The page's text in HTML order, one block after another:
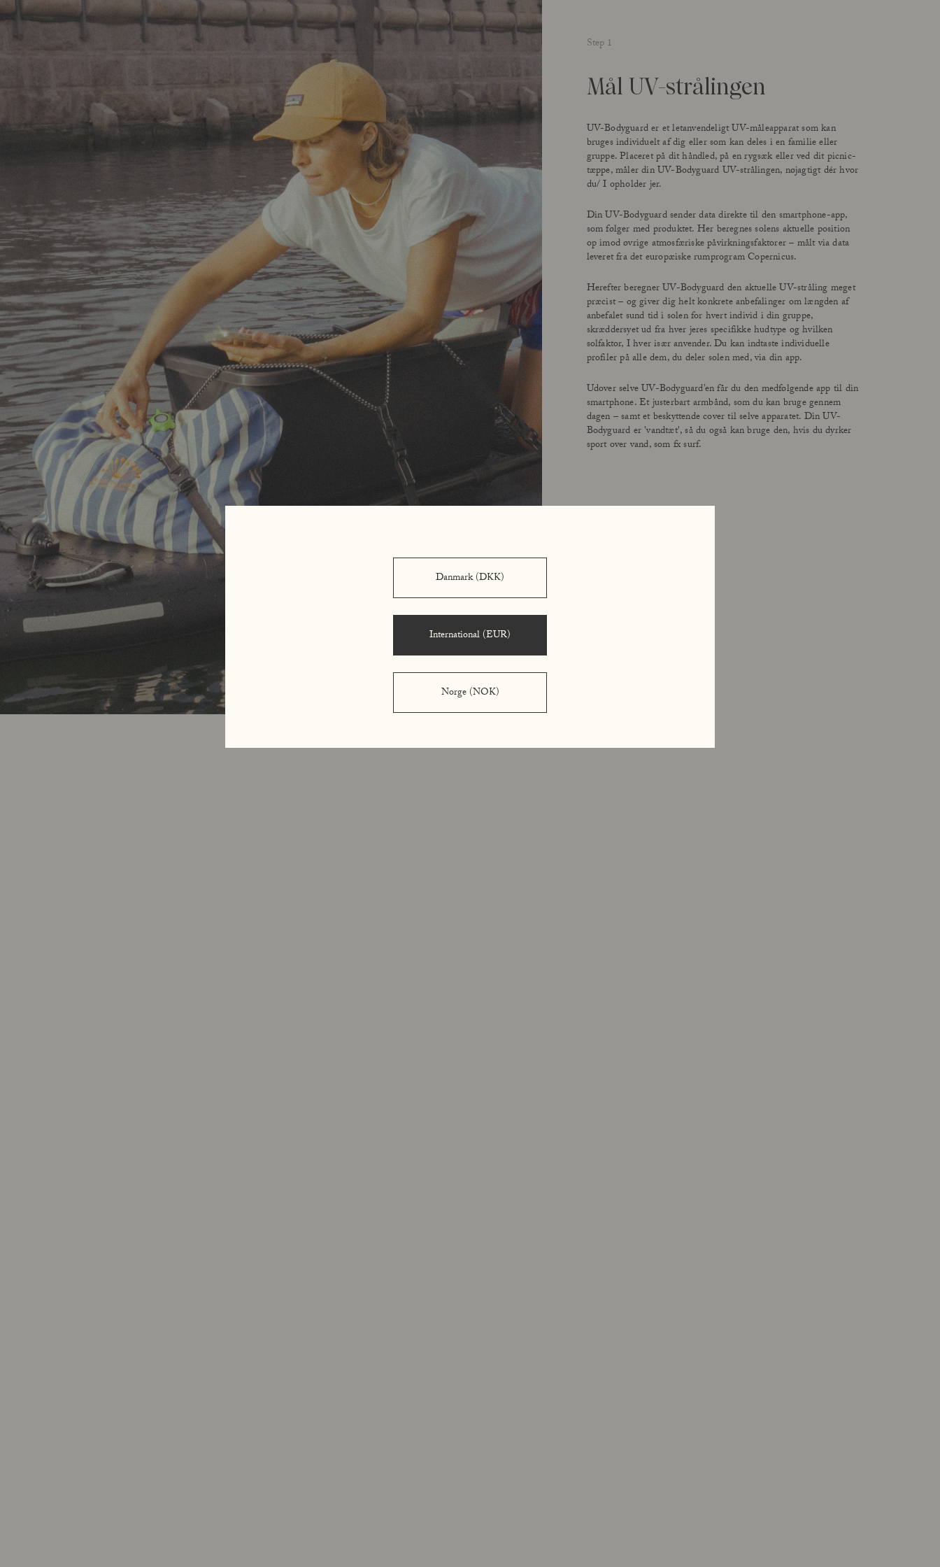
Din guide til ansigtspleje med SPF
Læs mere
Lær Açai All in One at kende
Læs mere
Step 1
Mål UV-strålingen
UV-Bodyguard er et letanvendeligt UV-måleapparat som kan
bruges individuelt af dig eller som kan deles i en familie eller
gruppe. Placeret på dit håndled, på en rygsæk eller ved dit picnic-
tæppe, måler din UV-Bodyguard UV-strålingen, nøjagtigt dér hvor
du/ I opholder jer.
Din UV-Bodyguard sender data direkte til den smartphone-app,
som følger med produktet. Her beregnes solens aktuelle position
op imod øvrige atmosfæriske påvirkningsfaktorer – målt via data
leveret fra det europæiske rumprogram Copernicus.
Herefter beregner UV-Bodyguard den aktuelle UV-stråling meget
præcist – og giver dig helt konkrete anbefalinger om længden af
anbefalet sund tid i solen for hvert individ i din gruppe,
skræddersyet ud fra hver jeres specifikke hudtype og hvilken
solfaktor, I hver især anvender. Du kan indtaste individuelle
profiler på alle dem, du deler solen med, via din app.
Udover selve UV-Bodyguard’en får du den medfølgende app til din
smartphone. Et justerbart armbånd, som du kan bruge gennem
dagen – samt et beskyttende cover til selve apparatet. Din UV-
Bodyguard er 'vandtæt', så du også kan bruge den, hvis du dyrker
sport over vand, som fx surf.
Danmark (DKK)
International (EUR)
Norge (NOK)